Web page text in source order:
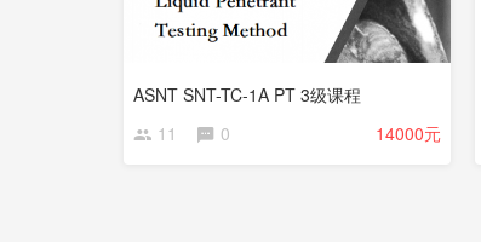
ASNT SNT-TC-1A PT 3级课程
11
0 14000元